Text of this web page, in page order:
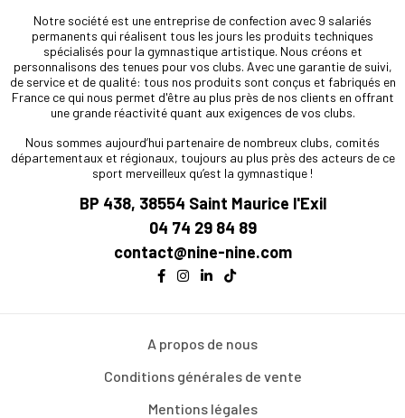
Notre société est une entreprise de confection avec 9 salariés
permanents qui réalisent tous les jours les produits techniques
spécialisés pour la gymnastique artistique. Nous créons et
personnalisons des tenues pour vos clubs. Avec une garantie de suivi,
de service et de qualité: tous nos produits sont conçus et fabriqués en
France ce qui nous permet d'être au plus près de nos clients en offrant
une grande réactivité quant aux exigences de vos clubs.
Nous sommes aujourd’hui partenaire de nombreux clubs, comités
départementaux et régionaux, toujours au plus près des acteurs de ce
sport merveilleux qu’est la gymnastique !
BP 438, 38554 Saint Maurice l'Exil
04 74 29 84 89
contact@nine-nine.com
A propos de nous
Conditions générales de vente
Mentions légales